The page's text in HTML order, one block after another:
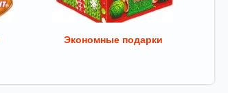
Экономные подарки